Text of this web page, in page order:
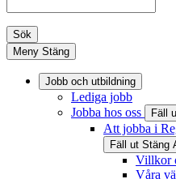
Sök
Meny Stäng
Jobb och utbildning
Lediga jobb
Jobba hos oss
Fäll
Att jobba i
Fäll ut Stäng
Villkor
Våra